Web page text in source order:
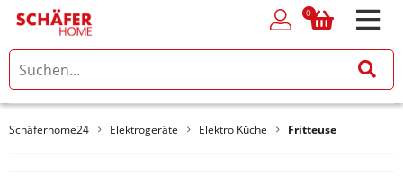
0
0
Schäferhome24 Elektrogeräte Elektro Küche Fritteuse